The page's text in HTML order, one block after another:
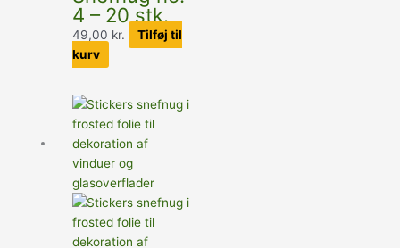
4 – 20 stk.
49,00 kr.
Tilføj til
kurv